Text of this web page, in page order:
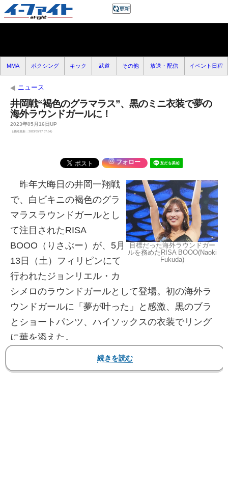
MMA ボクシング キック 武道 その他 放送・配信 イベント日程
ニュース
井岡戦“褐色のグラマラス”、黒のミニ衣装で夢の
海外ラウンドガールに！
2023年05月16日UP
（最終更新：2023/05/17 07:54）
フォロー
目標だった海外ラウンドガー
ルを務めたRISA BOOO(Naoki
Fukuda)
昨年大晦日の井岡一翔戦
で、白ビキニの褐色のグラ
マラスラウンドガールとし
て注目されたRISA
BOOO（りさぶー）が、5月
13日（土）フィリピンにて
行われたジョンリエル・カ
シメロのラウンドガールとして登場。初の海外ラ
ウンドガールに「夢が叶った」と感激、黒のブラ
とショートパンツ、ハイソックスの衣装でリング
に華を添えた。
【フォト】彼女の海外ラウンドガール姿、黒のブ